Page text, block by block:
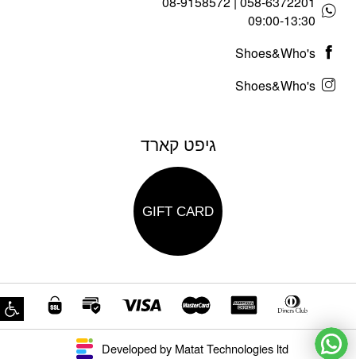
09:00-13:30
Shoes&Who's
Shoes&Who's
גיפט קארד
GIFT CARD
Developed by Matat Technologies ltd